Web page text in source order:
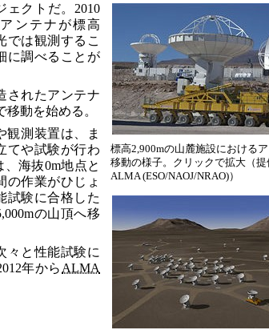
標高2,900mの山麓施設における
移動の様子。クリックで拡大（提
ALMA (ESO/NAOJ/NRAO)）
ェクトだ。2010
ンテナが標高
では観測するこ
に調べることが
されたアンテナ
移動を始める。
観測装置は、ま
てや試験が行わ
海抜0m地点と
の作業がひじょ
試験に合格した
の山頂へ移
々と性能試験に
年から ALMA